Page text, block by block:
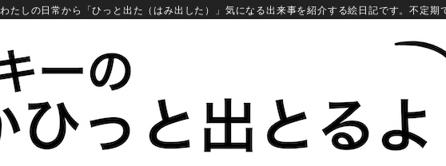
わたしの日常から「ひっと出た（はみ出した）」気になる出来事を紹介する絵日記です。不定期